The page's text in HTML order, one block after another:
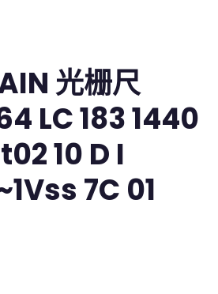
光栅尺
LC 183 1440
10 D I
7C 01